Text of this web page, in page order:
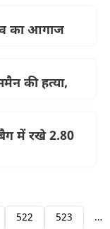
का आगाज
की हत्या,
में रखे 2.80
522 523
…